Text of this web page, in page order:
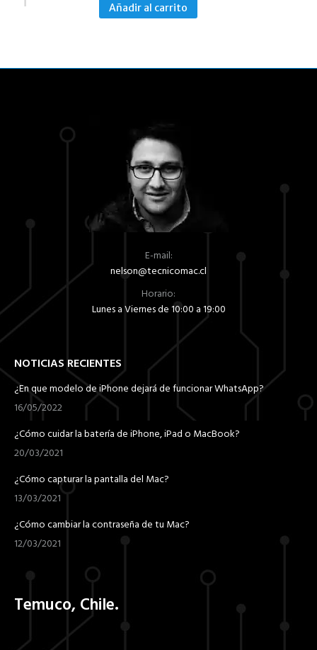
Añadir al carrito
E-mail:
nelson@tecnicomac.cl
Horario:
Lunes a Viernes de 10:00 a 19:00
NOTICIAS RECIENTES
¿En que modelo de iPhone dejará de funcionar WhatsApp?
16/05/2022
¿Cómo cuidar la batería de iPhone, iPad o MacBook?
20/03/2021
¿Cómo capturar la pantalla del Mac?
13/03/2021
¿Cómo cambiar la contraseña de tu Mac?
12/03/2021
Temuco, Chile.